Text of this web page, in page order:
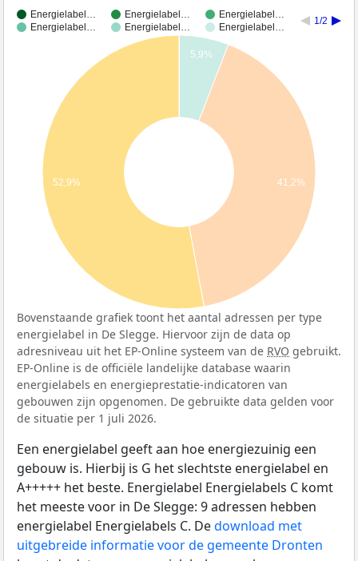
Energielabel… Energielabel…
Energielabel…
Energielabel…
Energielabel… Energielabel…
1/2
5,9%
41,2%
52,9%
Bovenstaande grafiek toont het aantal adressen per type
energielabel in De Slegge. Hiervoor zijn de data op
adresniveau uit het EP-Online systeem van de RVO gebruikt.
EP-Online is de officiële landelijke database waarin
energielabels en energieprestatie-indicatoren van
gebouwen zijn opgenomen. De gebruikte data gelden voor
de situatie per 1 juli 2026.
Een energielabel geeft aan hoe energiezuinig een
gebouw is. Hierbij is G het slechtste energielabel en
A+++++ het beste. Energielabel Energielabels C komt
het meeste voor in De Slegge: 9 adressen hebben
energielabel Energielabels C. Dedownload met
uitgebreide informatie voor de gemeente Dronten